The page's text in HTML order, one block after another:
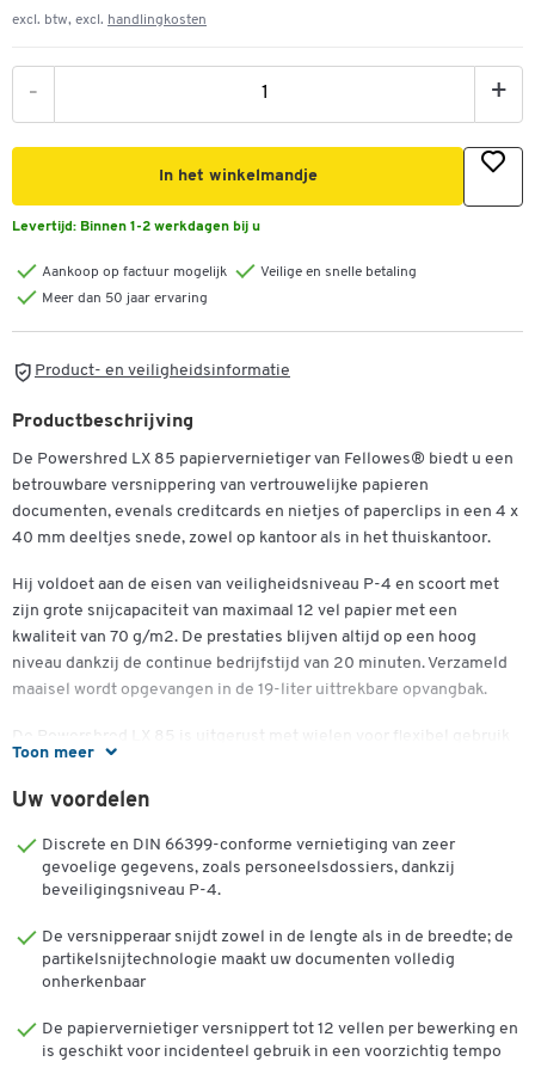
excl. btw, excl. handlingkosten
- +
In het winkelmandje
Levertijd: Binnen 1-2 werkdagen bij u
Aankoop op factuur mogelijk
Veilige en snelle betaling
Meer dan 50 jaar ervaring
Product- en veiligheidsinformatie
Toon meer
Productbeschrijving
De Powershred LX 85 papiervernietiger van Fellowes® biedt u een
betrouwbare versnippering van vertrouwelijke papieren
documenten, evenals creditcards en nietjes of paperclips in een 4 x
40 mm deeltjes snede, zowel op kantoor als in het thuiskantoor.
Hij voldoet aan de eisen van veiligheidsniveau P-4 en scoort met
zijn grote snijcapaciteit van maximaal 12 vel papier met een
kwaliteit van 70 g/m2. De prestaties blijven altijd op een hoog
niveau dankzij de continue bedrijfstijd van 20 minuten. Verzameld
maaisel wordt opgevangen in de 19-liter uittrekbare opvangbak.
De Powershred LX 85 is uitgerust met wielen voor flexibel gebruik
en is uiterst veilig te bedienen - de gepatenteerde SafeSense®-
technologie schakelt hem onmiddellijk uit wanneer u de
De zwarte Powershred LX 85 papiervernietiger van Fellowes®
heeft totale afmetingen van B 341 x D 246 x H 470 mm en een
Kenmerken en functies:
Versnippert creditcards, maar ook nietjes en paperclips
Continue looptijd van 20 minuten voor maximale
Uw voordelen
Discrete en DIN 66399-conforme vernietiging van zeer
gevoelige gegevens, zoals personeelsdossiers, dankzij
beveiligingsniveau P-4.
De versnipperaar snijdt zowel in de lengte als in de breedte; de
partikelsnijtechnologie maakt uw documenten volledig
onherkenbaar
De papiervernietiger versnippert tot 12 vellen per bewerking en
is geschikt voor incidenteel gebruik in een voorzichtig tempo